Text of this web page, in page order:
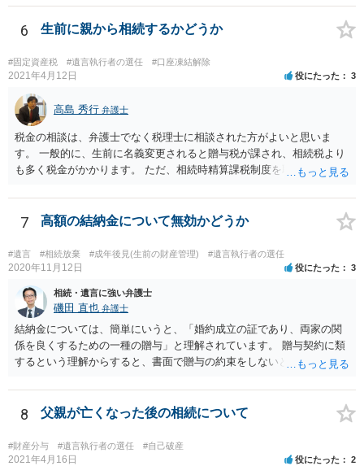
6 生前に親から相続するかどうか
#固定資産税 #遺言執行者の選任 #口座凍結解除
2021年4月12日 役にたった 3
高島 秀行 弁護士
税金の相談は、弁護士でなく税理士に相談された方がよいと思いま
す。 一般的に、生前に名義変更されると贈与税が課され、相続税より
も多く税金がかかります。 ただ、相続時精算課税制度を取れば、実質
ういう場合にどれくらい税金がかかるか計算してもらって どういう方
針を取るか決められたらよいと思います。
7 高額の結納金について無効かどうか
#遺言 #相続放棄 #成年後見(生前の財産管理) #遺言執行者の選任
2020年11月12日 役にたった 3
相続・遺言に強い弁護士
磯田 直也 弁護士
結納金については、簡単にいうと、「婚約成立の証であり、両家の関
係を良くするための一種の贈与」と理解されています。 贈与契約に類
するという理解からすると、書面で贈与の約束をしないと相手方は支
ことは困難です。 くれぐれも今後お気をつけください。 弁護士に対応
を依頼されるのも悪くはありませんが、感情的な理由が強いと思いま
8 父親が亡くなった後の相続について
#財産分与 #遺言執行者の選任 #自己破産
2021年4月16日 役にたった 2